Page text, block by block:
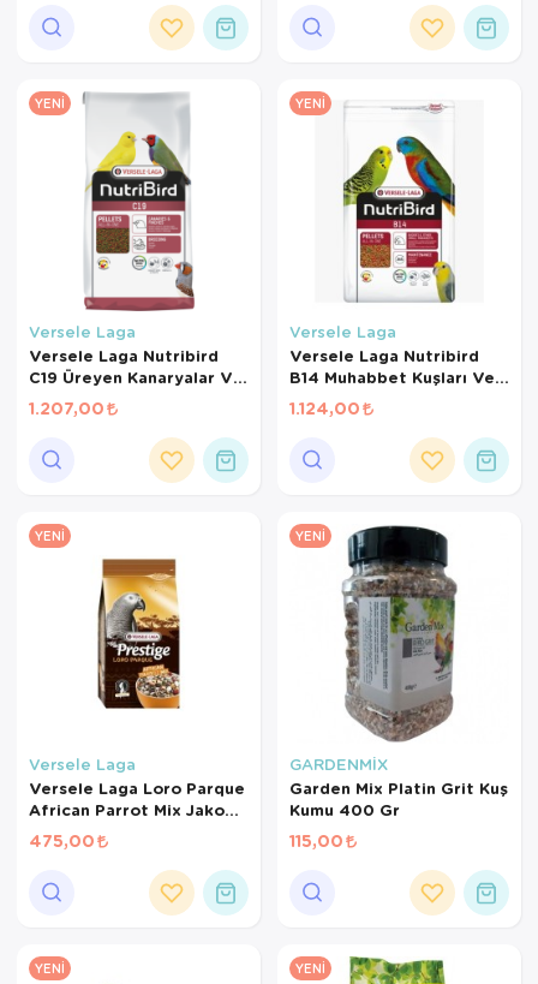
YENI
Versele Laga
Versele Laga Nutribird
C19 Üreyen Kanaryalar Ve
Finçler İçin Meyveli Pelet
Yem 3 Kg
1.207,00
YENI
Versele Laga
Versele Laga Nutribird
B14 Muhabbet Kuşları Ve
Mini Paraketler İçin
1.124,00
YENI
Versele Laga
Versele Laga Loro Parque
African Parrot Mix Jako
Papağanı Yemi 1 Kg
475,00
YENI
GARDENMİX
Garden Mix Platin Grit Kuş
Kumu 400 Gr
115,00
YENI YENI